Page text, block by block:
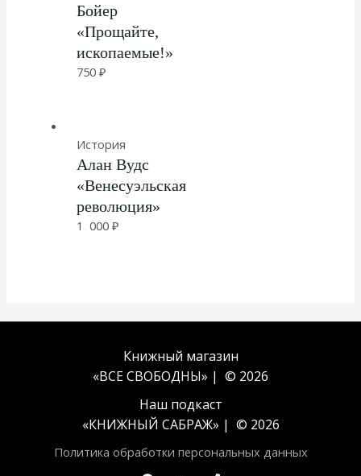
Бойер
«Прощайте,
ископаемые!»
750₽
История
Алан Вудс
«Венесуэльская
революция»
1 000₽
Книжный магазин
«ВСЕ СВОБОДНЫ» | © 2026
Наш подкаст
«КНИЖНЫЙ САБРАЖ» | © 2026
Политика обработки персональных данных